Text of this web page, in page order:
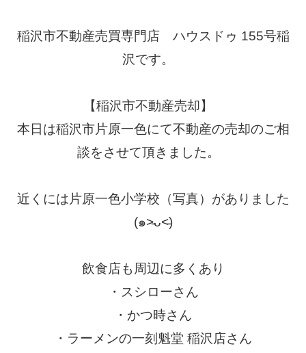
稲沢市不動産売買専門店 ハウスドゥ 155号稲
沢です。
【稲沢市不動産売却】
本日は稲沢市片原一色にて不動産の売却のご相
談をさせて頂きました。
近くには片原一色小学校（写真）がありました
(๑˃̵ᴗ˂̵)
飲食店も周辺に多くあり
・スシローさん
・かつ時さん
・ラーメンの一刻魁堂 稲沢店さん